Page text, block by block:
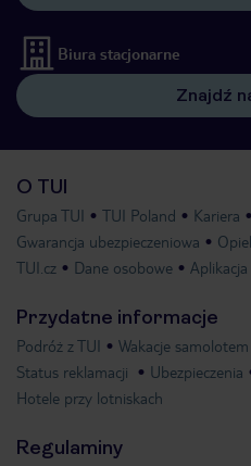
Biura stacjonarne
Znajdź
O TUI
Grupa TUI TUI Poland Kariera
Gwarancja ubezpieczeniowa
TUI.cz
Dane osobowe
Przydatne informacje
Podróż z TUI Wakacje samolotem
Status reklamacji
Ubezpieczenia
Hotele przy lotniskach
Regulaminy